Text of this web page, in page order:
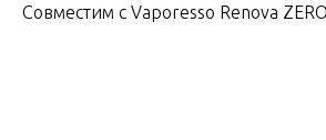
Совместим с Vaporesso Renova ZERO